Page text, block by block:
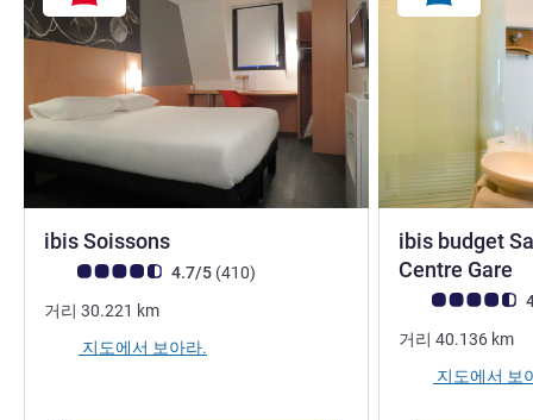
ibis Soissons
고객 평점 (ALL 평가)
4.7/5 (410리뷰
)
거리 30.221 km
지도에서 보아라.
ibis budget
Centre Gare
고객 평점 (ALL 평
거리 40.136 km
지도에서 보